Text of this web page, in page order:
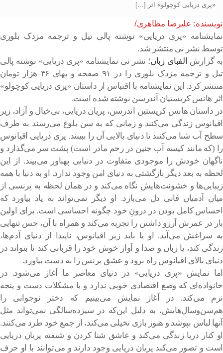
«پری دریایی کوچولو» اثر […]
نویسنده: علیرضا مظاهری/
نمایشنامه «پری دریایی» نوشته پالی تیل و ترجمه مزدک بلوری
توسط نشر نی منتشر شد.
به گزارش الفبای زبان؛ نشر نی نمایشنامه «پری دریایی» نوشته پالی
تیل و ترجمه مزدک بلوری را در ۹۱ صفحه و بهای ۴۶ هزار تومان
منتشر کرد. این نمایشنامه با اقتباس از داستان «پری دریایی کوچولو»
اثر هانس کریستیان آندرسن نوشته شده است.
در داستان هانس کریستین اندرسن، پریان دریایی، بی‌خیال و آزاد، زیر
اقیانوس زندگی می‌کنند و زمانی که به سن بلوغ می‌رسند به طرف
سطح آب شنا می‌کنند تا دنیای بالایی آن را ببینند. پری دریایی اقیانوس
را (که مانند کیسه آب جنین در رحم مادر است) پشت سر می‌گذارد و
ناگهان خودش را موجودی متفاوت در دنیایی پهناور می‌بیند. از این
لحظه به بعد دیگر بازگشتی به دنیای امن وجود ندارد. او به دنیا با همه
زیبایی‌ها و خشونت‌هایش نگاه می‌کند و در همان لحظه به پرنسی از
میان آدمیان فانی دل می‌بازد. او دیگر نمی‌تواند به یاد بیاورد که
احساس کامل بودن در درونِ خود چگونه احساسی است. برای اولین
بار در عمرش آرزو داشتن را تجربه می‌کند و همراه با آن، حس تنهایی
به سراغش می‌آید. او یا باید زیر اقیانوس، ناپیدا از دنیای آدم‌ها،
زندگی کند، یا زبان و صدا و آواز خوش خود را قربانی کند تا بتواند در
دنیای بالای اقیانوس راه برود و عشق پرنس را به دست بیاورد.
اما نمایش «پری دریایی» در دنیای معاصر ما آغاز می‌شود. در
خانواده‌ای که وضع اقتصادی خوبی ندارد و با مشکلات دست و پنجه
نرم می‌کند. در آغاز نمایش می‌بینیم که دختر نوجوانی را
هم‌سن‌وسال‌هایش، به دلیل این‌که در سیزده‌سالگی نمی‌تواند مثل
آنها لباس بپوشد و هنوز بازی تخیلی می‌کند، از جمع خود طرد می‌کنند.
او کنار دریا زندگی می‌کند و عاشق شنا کردن و شیفته پریان دریایی
است و تصور می‌کند پریان دریایی وجود دارند و می‌توانند با او حرف